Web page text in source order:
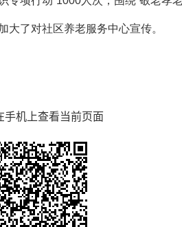
大了对社区养老服务中心宣传。
手机上查看当前页面